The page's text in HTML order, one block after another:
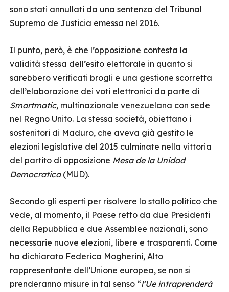
sono stati annullati da una sentenza del Tribunal
Supremo de Justicia emessa nel 2016.
Il punto, però, è che l’opposizione contesta la
validità stessa dell’esito elettorale in quanto si
sarebbero verificati brogli e una gestione scorretta
dell’elaborazione dei voti elettronici da parte di
Smartmatic, multinazionale venezuelana con sede
nel Regno Unito. La stessa società, obiettano i
sostenitori di Maduro, che aveva già gestito le
elezioni legislative del 2015 culminate nella vittoria
del partito di opposizione Mesa de la Unidad
Democratica(MUD).
Secondo gli esperti per risolvere lo stallo politico che
vede, al momento, il Paese retto da due Presidenti
della Repubblica e due Assemblee nazionali, sono
necessarie nuove elezioni, libere e trasparenti. Come
ha dichiarato Federica Mogherini, Alto
rappresentante dell’Unione europea, se non si
prenderanno misure in tal senso “l’Ue intraprenderà